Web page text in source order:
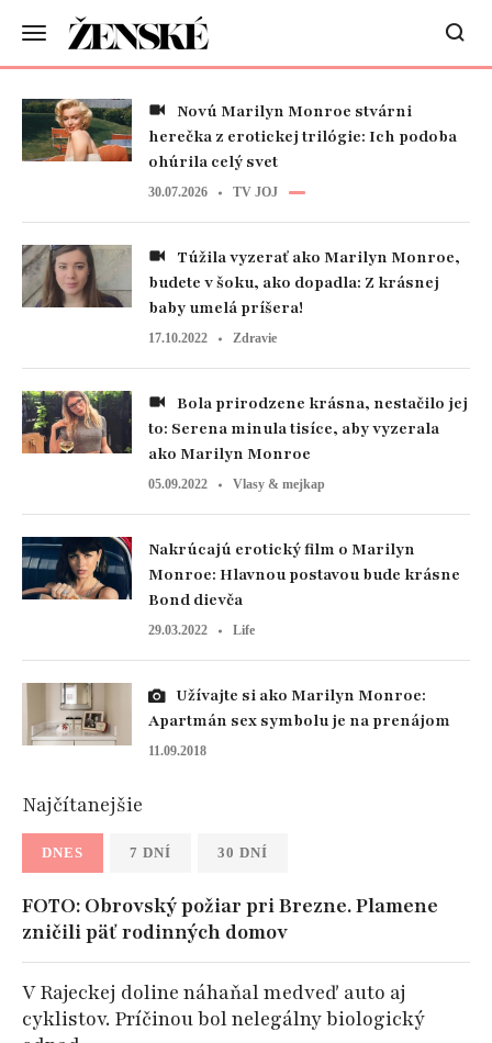
herečka z erotickej trilógie: Ich podoba
ohúrila celý svet
30.07.2026 TV JOJ
budete v šoku, ako dopadla: Z krásnej
baby umelá príšera!
17.10.2022 Zdravie
to: Serena minula tisíce, aby vyzerala
ako Marilyn Monroe
05.09.2022 Vlasy & mejkap
Nakrúcajú erotický film o Marilyn
Monroe: Hlavnou postavou bude krásne
Bond dievča
29.03.2022 Life
Apartmán sex symbolu je na prenájom
11.09.2018
Najčítanejšie
DNES 7 DNÍ 30 DNÍ
FOTO: Obrovský požiar pri Brezne. Plamene
zničili päť rodinných domov
V Rajeckej doline náhaňal medveď auto aj
cyklistov. Príčinou bol nelegálny biologický